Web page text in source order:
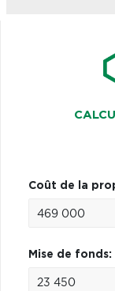
Coût de la
Mise de fonds: